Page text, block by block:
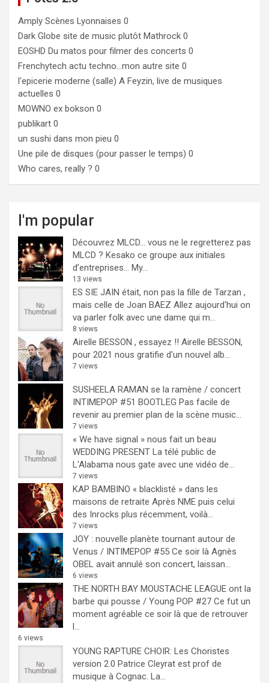
Amply Scènes Lyonnaises 0
Dark Globe site de music plutôt Mathrock 0
EOSHD Du matos pour filmer des concerts 0
Frenchytech actu techno…mon autre site 0
l'epicerie moderne (salle) A Feyzin, live de musiques
actuelles 0
MOWNO ex bokson 0
publikart 0
un sushi dans mon pieu 0
Une pile de disques (pour passer le temps) 0
Who cares, really ? 0
I'm popular
Découvrez MLCD… vous ne le regretterez pas
MLCD ? Kesako ce groupe aux initiales
d’entreprises… My...
13 views
ES SIE JAIN était, non pas la fille de Tarzan ,
mais celle de Joan BAEZ Allez aujourd'hui on
va parler folk avec une dame qui m...
8 views
Airelle BESSON , essayez !! Airelle BESSON,
pour 2021 nous gratifie d'un nouvel alb...
7 views
SUSHEELA RAMAN se la ramène / concert
INTIMEPOP #51 BOOTLEG Pas facile de
revenir au premier plan de la scène music...
7 views
« We have signal » nous fait un beau
WEDDING PRESENT La télé public de
L'Alabama nous gate avec une vidéo de...
7 views
KAP BAMBINO « blacklisté » dans les
maisons de retraite Après NME puis celui
des Inrocks plus récemment, voilà...
7 views
JOY : nouvelle planète tournant autour de
Venus / INTIMEPOP #55 Ce soir là Agnès
OBEL avait annulé son concert, laissan...
6 views
THE NORTH BAY MOUSTACHE LEAGUE ont la
barbe qui pousse / Young POP #27 Ce fut un
moment agréable ce soir là que de retrouver
l...
6 views
YOUNG RAPTURE CHOIR: Les Choristes
version 2.0 Patrice Cleyrat est prof de
musique à Cognac. La...